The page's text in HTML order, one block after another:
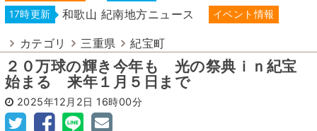
17時更新 和歌山 紀南地方ニュース イベント情報
カテゴリ 三重県 紀宝町
２０万球の輝き今年も 光の祭典ｉｎ紀宝
始まる 来年１月５日まで
2025年12月2日 16時00分